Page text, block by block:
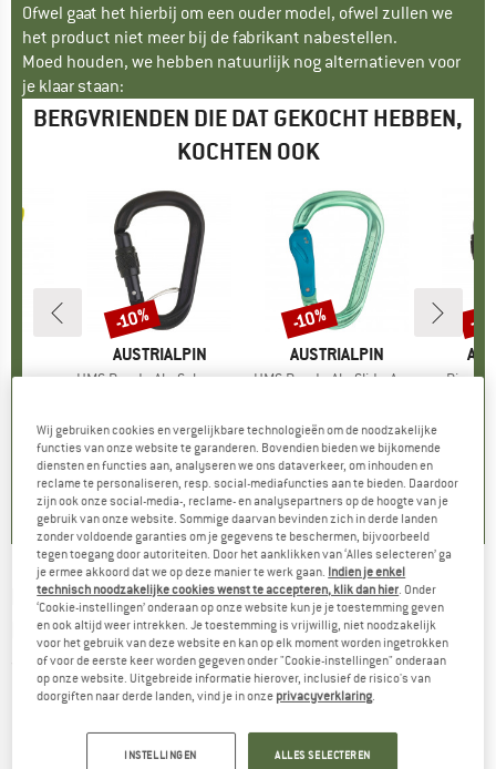
Ofwel gaat het hierbij om een ouder model, ofwel zullen we
het product niet meer bij de fabrikant nabestellen.
Moed houden, we hebben natuurlijk nog alternatieven voor
je klaar staan:
BERGVRIENDEN DIE DAT GEKOCHT HEBBEN,
KOCHTEN OOK
)
MERK
AUSTRIALPIN
Artikel
HMS Rondo Alu Schrauber Selfie
3,7(7)
Korting
-10%
MERK
AUSTRIALPIN
Artikel
HMS Rondo Alu Slide-Autolock
4,8(19)
Korting
-10%
Artikel
Pirum
-
DMM -Alpha Steel Captive Bar - Niet-
beveiligde karabiner
(0)
Wij gebruiken cookies en vergelijkbare technologieën om de noodzakelijke
functies van onze website te garanderen. Bovendien bieden we bijkomende
diensten en functies aan, analyseren we ons dataverkeer, om inhouden en
reclame te personaliseren, resp. social-mediafuncties aan te bieden. Daardoor
zijn ook onze social-media-, reclame- en analysepartners op de hoogte van je
gebruik van onze website. Sommige daarvan bevinden zich in derde landen
zonder voldoende garanties om je gegevens te beschermen, bijvoorbeeld
tegen toegang door autoriteiten. Door het aanklikken van ‘Alles selecteren’ ga
je ermee akkoord dat we op deze manier te werk gaan. Indien je enkel
technisch noodzakelijke cookies wenst te accepteren, klik dan hier. Onder
‘Cookie-instellingen’ onderaan op onze website kun je je toestemming geven
en ook altijd weer intrekken. Je toestemming is vrijwillig, niet noodzakelijk
voor het gebruik van deze website en kan op elk moment worden ingetrokken
of voor de eerste keer worden gegeven onder "Cookie-instellingen" onderaan
op onze website. Uitgebreide informatie hierover, inclusief de risico's van
doorgiften naar derde landen, vind je in onze privacyverklaring.
INSTELLINGEN ALLES SELECTEREN